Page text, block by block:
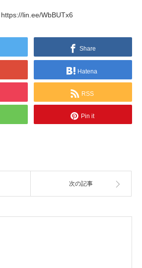
lin.ee/WbBUTx6
Share
Hatena
RSS
Pin it
次の記事